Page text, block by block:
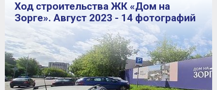
Ход строительства ЖК «Дом на
Зорге». Август 2023 - 14 фотографий